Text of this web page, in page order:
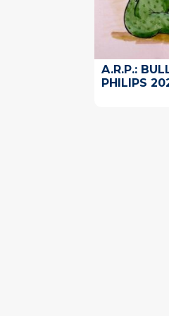
A.R.P.:
PHILIPS